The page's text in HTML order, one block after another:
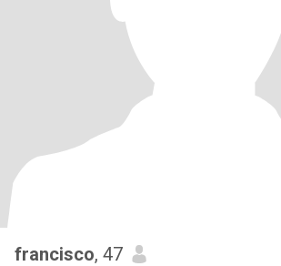
francisco, 47